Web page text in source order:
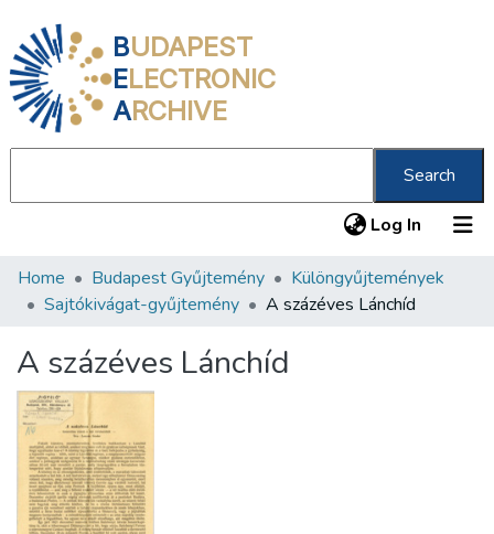
BUDAPEST
ELECTRONIC
ARCHIVE
Search
Log In (current)
Communities & Collections
Statistics
About us
Home Budapest Gyűjtemény
Különgyűjtemények
Sajtókivágat-gyűjtemény
A százéves Lánchíd
A százéves Lánchíd